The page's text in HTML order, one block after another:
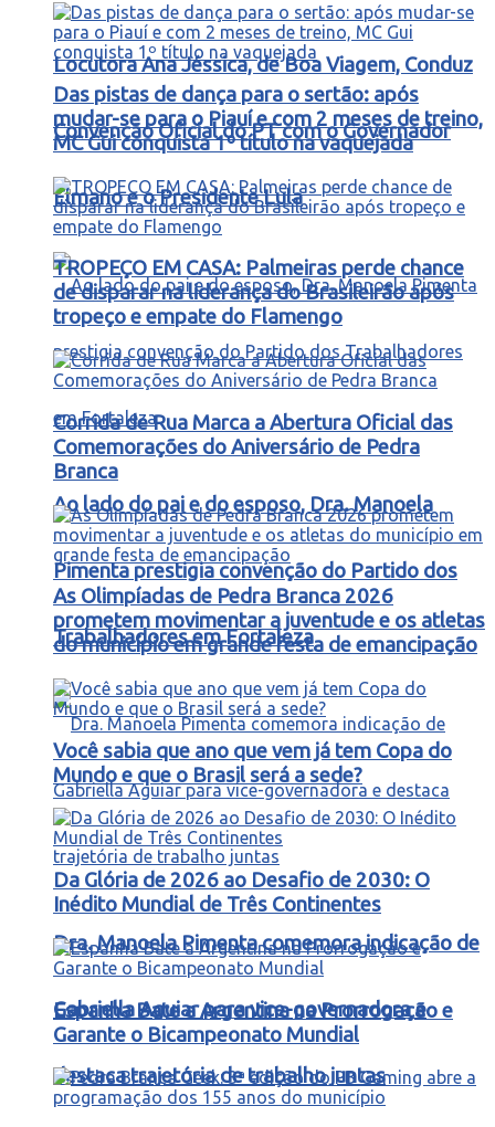
Locutora Ana Jéssica, de Boa Viagem, Conduz
Convenção Oficial do PT com o Governador
Elmano e o Presidente Lula
Ao lado do pai e do esposo, Dra. Manoela
Pimenta prestigia convenção do Partido dos
Trabalhadores em Fortaleza
Dra. Manoela Pimenta comemora indicação de
Gabriella Aguiar para vice-governadora e
destaca trajetória de trabalho juntas
Das pistas de dança para o sertão: após
mudar-se para o Piauí e com 2 meses de treino,
MC Gui conquista 1º título na vaquejada
TROPEÇO EM CASA: Palmeiras perde chance
de disparar na liderança do Brasileirão após
tropeço e empate do Flamengo
Corrida de Rua Marca a Abertura Oficial das
Comemorações do Aniversário de Pedra
Branca
As Olimpíadas de Pedra Branca 2026
prometem movimentar a juventude e os atletas
do município em grande festa de emancipação
Você sabia que ano que vem já tem Copa do
Mundo e que o Brasil será a sede?
Da Glória de 2026 ao Desafio de 2030: O
Inédito Mundial de Três Continentes
Espanha Bate a Argentina na Prorrogação e
Garante o Bicampeonato Mundial